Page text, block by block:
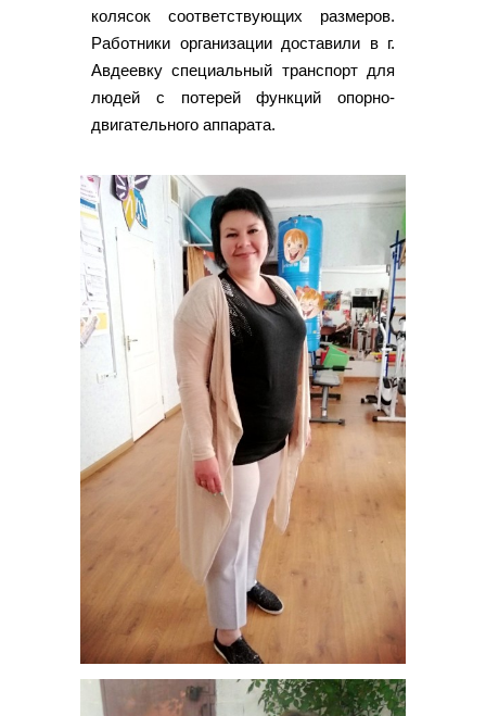
колясок соответствующих размеров.
Работники организации доставили в г.
Авдеевку специальный транспорт для
людей с потерей функций опорно-
двигательного аппарата.